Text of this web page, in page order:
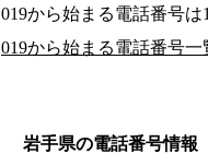
019から始まる電話番号は
019から始まる電話番号一
岩手県の電話番号情報